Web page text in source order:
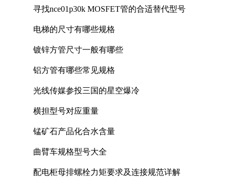
寻找nce01p30k MOSFET管的合适替代型号
电梯的尺寸有哪些规格
镀锌方管尺寸一般有哪些
铝方管有哪些常见规格
光线传媒参投三国的星空爆冷
横担型号对应重量
锰矿石产品化合水含量
曲臂车规格型号大全
配电柜母排螺栓力矩要求及连接规范详解